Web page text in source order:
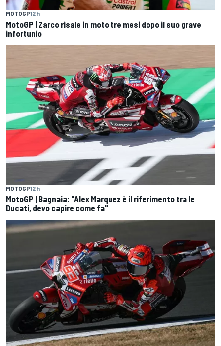
MOTOGP12 h
MotoGP | Zarco risale in moto tre mesi dopo il suo grave
infortunio
MOTOGP12 h
MotoGP | Bagnaia: "Alex Marquez è il riferimento tra le
Ducati, devo capire come fa"